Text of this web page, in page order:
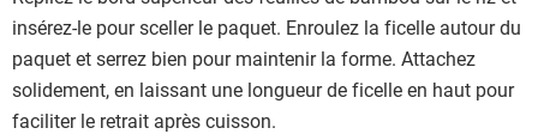
insérez-le pour sceller le paquet. Enroulez la ficelle autour du
paquet et serrez bien pour maintenir la forme. Attachez
solidement, en laissant une longueur de ficelle en haut pour
faciliter le retrait après cuisson.